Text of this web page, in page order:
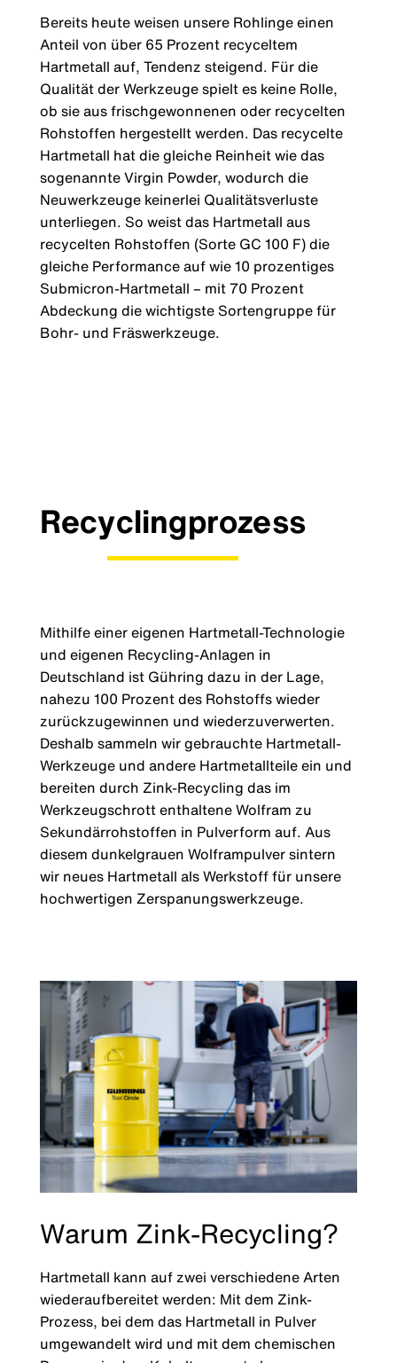
Bereits heute weisen unsere Rohlinge einen
Anteil von über 65 Prozent recyceltem
Hartmetall auf, Tendenz steigend. Für die
Qualität der Werkzeuge spielt es keine Rolle,
ob sie aus frischgewonnenen oder recycelten
Rohstoffen hergestellt werden. Das recycelte
Hartmetall hat die gleiche Reinheit wie das
sogenannte Virgin Powder, wodurch die
Neuwerkzeuge keinerlei Qualitätsverluste
unterliegen. So weist das Hartmetall aus
recycelten Rohstoffen (Sorte GC 100 F) die
gleiche Performance auf wie 10 prozentiges
Submicron-Hartmetall – mit 70 Prozent
Abdeckung die wichtigste Sortengruppe für
Bohr- und Fräswerkzeuge.
Recyclingprozess
Mithilfe einer eigenen Hartmetall-Technologie
und eigenen Recycling-Anlagen in
Deutschland ist Gühring dazu in der Lage,
nahezu 100 Prozent des Rohstoffs wieder
zurückzugewinnen und wiederzuverwerten.​
Deshalb sammeln wir gebrauchte Hartmetall-
Werkzeuge und andere Hartmetallteile ein und
bereiten durch Zink-Recycling das im
Werkzeugschrott enthaltene Wolfram zu
Sekundärrohstoffen in Pulverform auf. Aus
diesem dunkelgrauen Wolframpulver sintern
wir neues Hartmetall als Werkstoff für unsere
hochwertigen Zerspanungswerkzeuge.
Warum Zink-Recycling?
Hartmetall kann auf zwei verschiedene Arten
wiederaufbereitet werden: Mit dem Zink-
Prozess, bei dem das Hartmetall in Pulver
umgewandelt wird und mit dem chemischen